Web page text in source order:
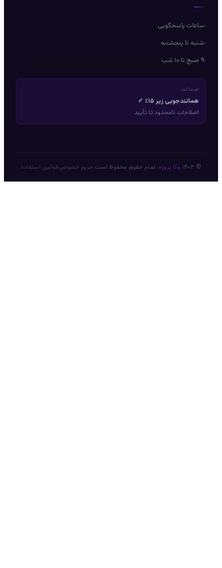
ساعات پاسخگویی
شنبه تا پنجشنبه
همانندجویی زیر ۱۵٪ ✓
اصلاحات نامحدود تا تأیید
وکا پروژه. تمام حقوق محفوظ است.حریم خصوصیقوانین استفاده